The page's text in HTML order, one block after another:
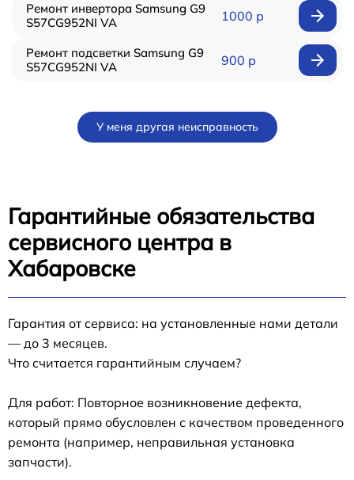
Ремонт инвертора Samsung G9
S57CG952NI VA
1000 р
Ремонт подсветки Samsung G9
S57CG952NI VA
900 р
У меня другая неисправность
Гарантийные обязательства
сервисного центра в
Хабаровске
Гарантия от сервиса: на установленные нами детали
— до 3 месяцев.
Что считается гарантийным случаем?
Для работ: Повторное возникновение дефекта,
который прямо обусловлен с качеством проведенного
ремонта (например, неправильная установка
запчасти).